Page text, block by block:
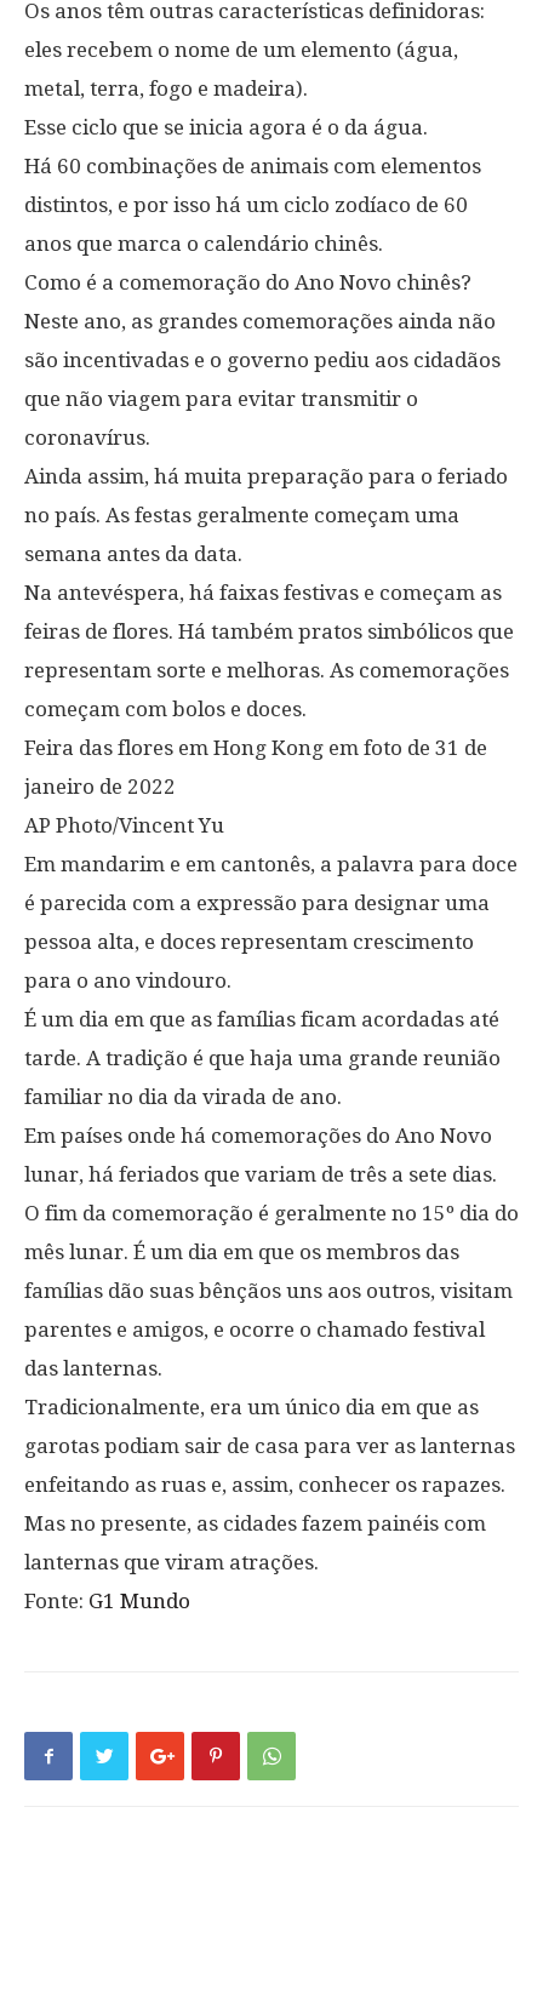
Os anos têm outras características definidoras:
eles recebem o nome de um elemento (água,
metal, terra, fogo e madeira).
Esse ciclo que se inicia agora é o da água.
Há 60 combinações de animais com elementos
distintos, e por isso há um ciclo zodíaco de 60
anos que marca o calendário chinês.
Como é a comemoração do Ano Novo chinês?
Neste ano, as grandes comemorações ainda não
são incentivadas e o governo pediu aos cidadãos
que não viagem para evitar transmitir o
coronavírus.
Ainda assim, há muita preparação para o feriado
no país. As festas geralmente começam uma
semana antes da data.
Na antevéspera, há faixas festivas e começam as
feiras de flores. Há também pratos simbólicos que
representam sorte e melhoras. As comemorações
começam com bolos e doces.
Feira das flores em Hong Kong em foto de 31 de
janeiro de 2022
AP Photo/Vincent Yu
Em mandarim e em cantonês, a palavra para doce
é parecida com a expressão para designar uma
pessoa alta, e doces representam crescimento
para o ano vindouro.
É um dia em que as famílias ficam acordadas até
tarde. A tradição é que haja uma grande reunião
familiar no dia da virada de ano.
Em países onde há comemorações do Ano Novo
lunar, há feriados que variam de três a sete dias.
O fim da comemoração é geralmente no 15º dia do
mês lunar. É um dia em que os membros das
famílias dão suas bênçãos uns aos outros, visitam
parentes e amigos, e ocorre o chamado festival
das lanternas.
Tradicionalmente, era um único dia em que as
garotas podiam sair de casa para ver as lanternas
enfeitando as ruas e, assim, conhecer os rapazes.
Mas no presente, as cidades fazem painéis com
lanternas que viram atrações.
Fonte: G1 Mundo